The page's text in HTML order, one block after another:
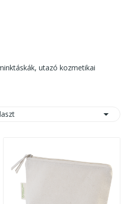
utazó kozmetikai
